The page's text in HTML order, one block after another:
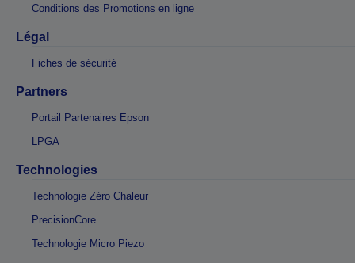
Conditions des Promotions en ligne
Légal
Fiches de sécurité
Partners
Portail Partenaires Epson
LPGA
Technologies
Technologie Zéro Chaleur
PrecisionCore
Technologie Micro Piezo